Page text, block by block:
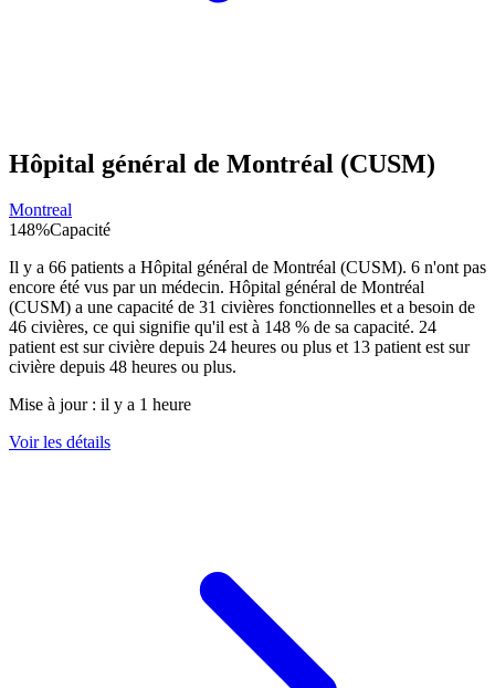
Hôpital général de Montréal (CUSM)
Montreal
148%Capacité
Il y a 66 patients a Hôpital général de Montréal (CUSM). 6 n'ont pas
encore été vus par un médecin. Hôpital général de Montréal
(CUSM) a une capacité de 31 civières fonctionnelles et a besoin de
46 civières, ce qui signifie qu'il est à 148 % de sa capacité. 24
patient est sur civière depuis 24 heures ou plus et 13 patient est sur
civière depuis 48 heures ou plus.
Mise à jour : il y a 1 heure
Voir les détails